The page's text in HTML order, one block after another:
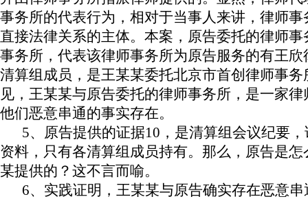
事务所的代表行为，相对于当事人来讲，律师
直接法律关系的主体。本案，原告委托的律师
事务所，代表该律师事务所为原告服务的有王
清算组成员，是王某某委托北京市首创律师事
见，王某某与原告委托的律师事务所，是一家
他们恶意串通的事实存在。
5、原告提供的证据10 ，是清算组会议纪要
资料，只有各清算组成员持有。那么，原告是
某提供的？这不言而喻。
6、实践证明，王某某与原告确实存在恶意